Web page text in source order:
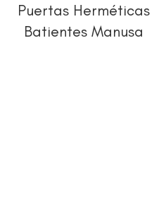
Puertas Herméticas
Batientes Manusa